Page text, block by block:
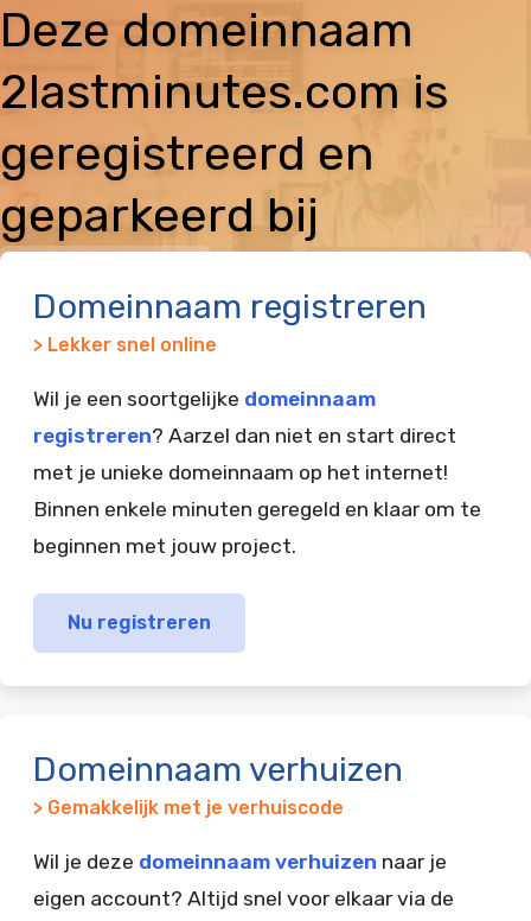
Deze domeinnaam
2lastminutes.com is
geregistreerd en
geparkeerd bij
Domeinnaam registreren
> Lekker snel online
Wil je een soortgelijke domeinnaam
registreren? Aarzel dan niet en start direct
met je unieke domeinnaam op het internet!
Binnen enkele minuten geregeld en klaar om te
beginnen met jouw project.
Nu registreren
Domeinnaam verhuizen
> Gemakkelijk met je verhuiscode
Wil je deze domeinnaam verhuizen naar je
eigen account? Altijd snel voor elkaar via de